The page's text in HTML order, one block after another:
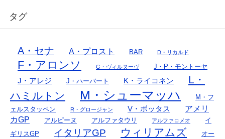
タグ
A・セナ A・プロスト BAR D・リカルド
F・アロンソ G・ヴィルヌーヴ J・P・モントーヤ
J・アレジ J・ハーバート K・ライコネン
L・
ハミルトン
M・シューマッハ
M・フ
ェルスタッペン
R・グロージャン V・ボッタス
アメリ
カGP
アルピーヌ アルファタウリ アルファロメオ
イ
ギリスGP
イタリアGP ウィリアムズ
オー